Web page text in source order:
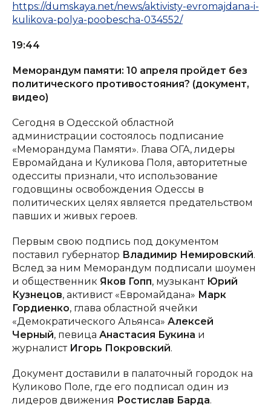
https://dumskaya.net/news/aktivisty-evromajdana-i-
kulikova-polya-poobescha-034552/
19:44
Меморандум памяти: 10 апреля пройдет без
политического противостояния? (документ,
видео)
Сегодня в Одесской областной
администрации состоялось подписание
«Меморандума Памяти». Глава ОГА, лидеры
Евромайдана и Куликова Поля, авторитетные
одесситы признали, что использование
годовщины освобождения Одессы в
политических целях является предательством
павших и живых героев.
Первым свою подпись под документом
поставил губернатор Владимир Немировский.
Вслед за ним Меморандум подписали шоумен
и общественник Яков Гопп, музыкант Юрий
Кузнецов, активист «Евромайдана» Марк
Гордиенко, глава областной ячейки
«Демократического Альянса» Алексей
Черный, певица Анастасия Букина и
журналист Игорь Покровский.
Документ доставили в палаточный городок на
Куликово Поле, где его подписал один из
лидеров движения Ростислав Барда.